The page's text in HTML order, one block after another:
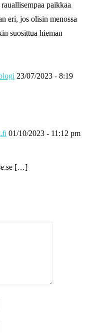
paikkaa
eri, jos olisin menossa
suosittua hieman
23/07/2023 - 8:19
01/10/2023 - 11:12 pm
[…]